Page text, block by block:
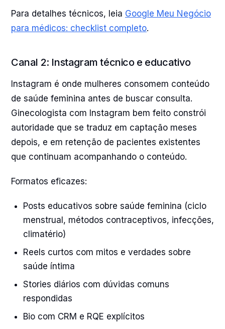
Para detalhes técnicos, leia Google Meu Negócio
para médicos: checklist completo.
Canal 2: Instagram técnico e educativo
Instagram é onde mulheres consomem conteúdo
de saúde feminina antes de buscar consulta.
Ginecologista com Instagram bem feito constrói
autoridade que se traduz em captação meses
depois, e em retenção de pacientes existentes
que continuam acompanhando o conteúdo.
Formatos eficazes:
Posts educativos sobre saúde feminina (ciclo
menstrual, métodos contraceptivos, infecções,
climatério)
Reels curtos com mitos e verdades sobre
saúde íntima
Stories diários com dúvidas comuns
respondidas
Bio com CRM e RQE explícitos